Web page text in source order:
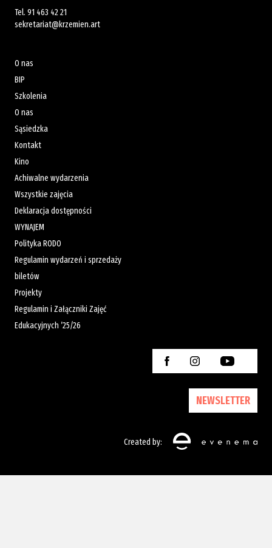
Tel. 91 463 42 21
sekretariat@krzemien.art
O nas
BIP
Szkolenia
O nas
Sąsiedzka
Kontakt
Kino
Achiwalne wydarzenia
Wszystkie zajęcia
Deklaracja dostępności
WYNAJEM
Polityka RODO
Regulamin wydarzeń i sprzedaży
biletów
Projekty
Regulamin i Załączniki Zajęć
Edukacyjnych ’25/26
NEWSLETTER
Created by: